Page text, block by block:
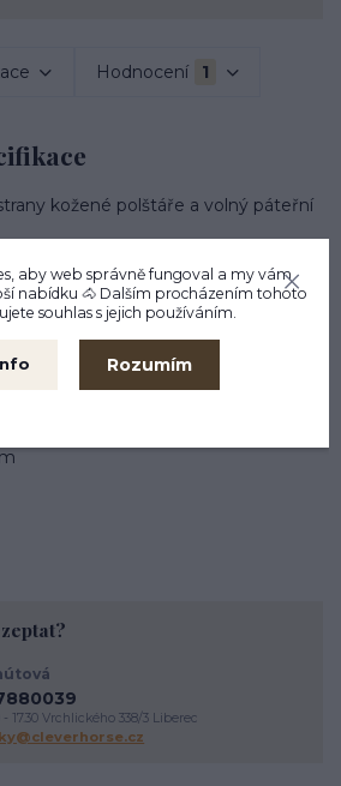
Hodnocení 1
kožené polštáře a volný páteřní
pomůcek či dlouhých otěží
části.
- 17.30 Vrchlického 338/3 Liberec
aby web správně fungoval a my vám
nabídku 🐴 Dalším procházením tohoto
souhlas s jejich používáním.
Rozumím